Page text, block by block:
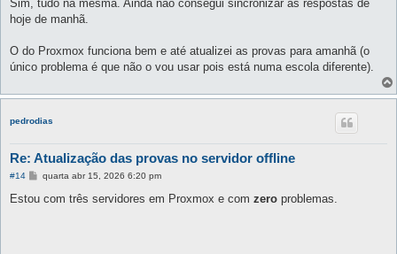
m
Sim, tudo na mesma. Ainda não consegui sincronizar as respostas de
hoje de manhã.
O do Proxmox funciona bem e até atualizei as provas para amanhã (o
único problema é que não o vou usar pois está numa escola diferente).
pedrodias
Re: Atualização das provas no servidor offline
#14
M
n
quarta abr 15, 2026 6:20 pm
Estou com três servidores em Proxmox e com zero problemas.